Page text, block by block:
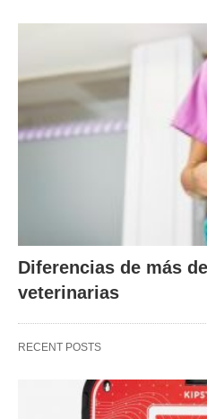
Diferencias de más
veterinarias
RECENT POSTS